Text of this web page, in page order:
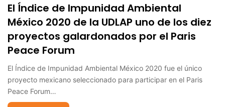
El Índice de Impunidad Ambiental
México 2020 de la UDLAP uno de los diez
proyectos galardonados por el Paris
Peace Forum
El Índice de Impunidad Ambiental México 2020 fue el único
proyecto mexicano seleccionado para participar en el Paris
Peace Forum…